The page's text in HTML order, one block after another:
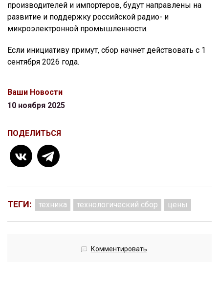
производителей и импортеров, будут направлены на
развитие и поддержку российской радио- и
микроэлектронной промышленности.
Если инициативу примут, сбор начнет действовать с 1
сентября 2026 года.
Ваши Новости
10 ноября 2025
ПОДЕЛИТЬСЯ
ТЕГИ: техника технологический сбор цены
Комментировать